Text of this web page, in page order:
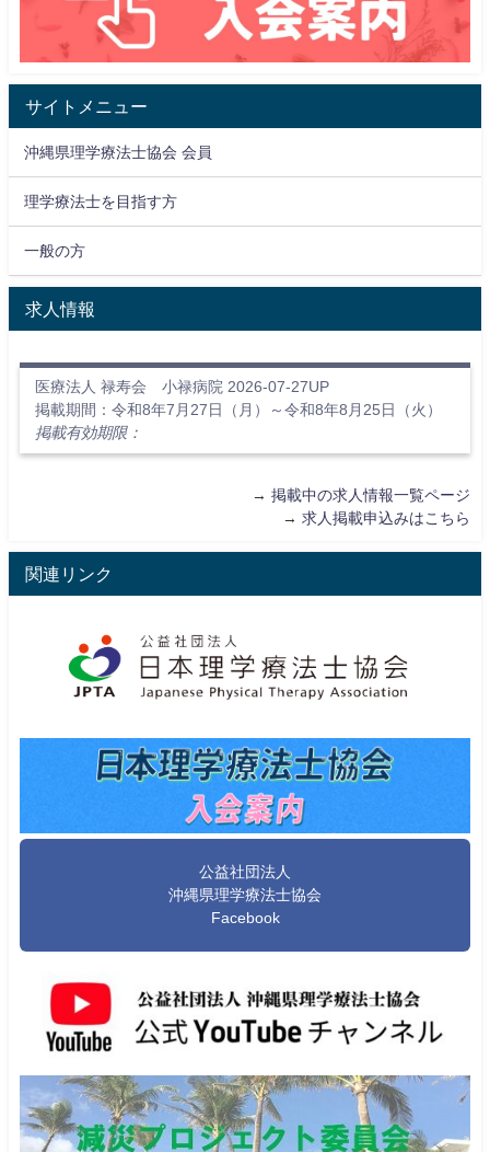
サイトメニュー
沖縄県理学療法士協会 会員
理学療法士を目指す方
一般の方
求人情報
医療法人 禄寿会 小禄病院 2026-07-27UP
掲載期間：令和8年7月27日（月）～令和8年8月25日（火）
掲載有効期限：
→ 掲載中の求人情報一覧ページ
→ 求人掲載申込みはこちら
関連リンク
公益社団法人
沖縄県理学療法士協会
Facebook